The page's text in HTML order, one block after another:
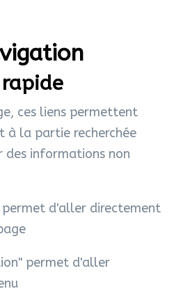
rapide
ces liens permettent
à la partie recherchée
des informations non
d'aller directement
permet d'aller